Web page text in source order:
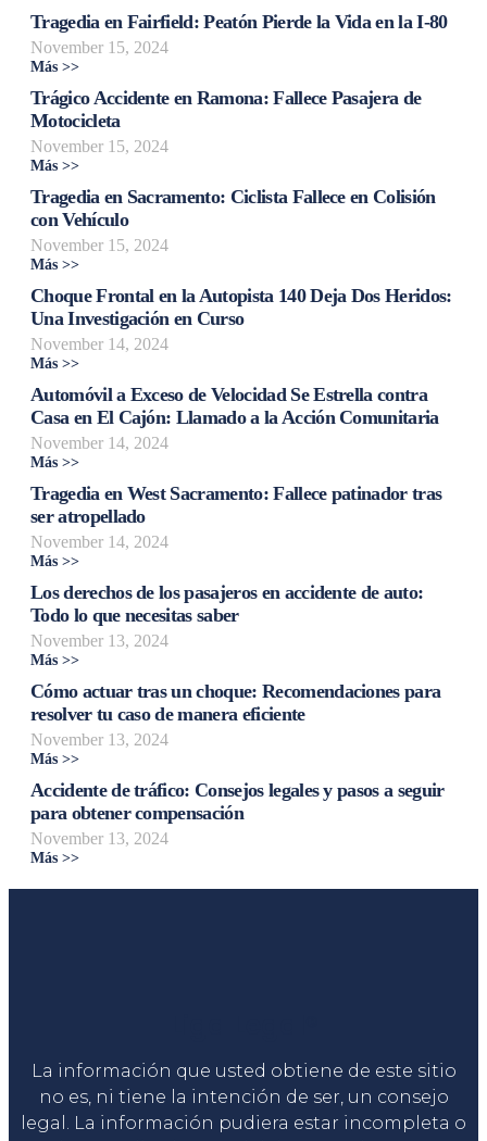
Tragedia en Fairfield: Peatón Pierde la Vida en la I-80
November 15, 2024
Más >>
Trágico Accidente en Ramona: Fallece Pasajera de
Motocicleta
November 15, 2024
Más >>
Tragedia en Sacramento: Ciclista Fallece en Colisión
con Vehículo
November 15, 2024
Más >>
Choque Frontal en la Autopista 140 Deja Dos Heridos:
Una Investigación en Curso
November 14, 2024
Más >>
Automóvil a Exceso de Velocidad Se Estrella contra
Casa en El Cajón: Llamado a la Acción Comunitaria
November 14, 2024
Más >>
Tragedia en West Sacramento: Fallece patinador tras
ser atropellado
November 14, 2024
Más >>
Los derechos de los pasajeros en accidente de auto:
Todo lo que necesitas saber
November 13, 2024
Más >>
Cómo actuar tras un choque: Recomendaciones para
resolver tu caso de manera eficiente
November 13, 2024
Más >>
Accidente de tráfico: Consejos legales y pasos a seguir
para obtener compensación
November 13, 2024
Más >>
La información que usted obtiene de este sitio
no es, ni tiene la intención de ser, un consejo
legal. La información pudiera estar incompleta o